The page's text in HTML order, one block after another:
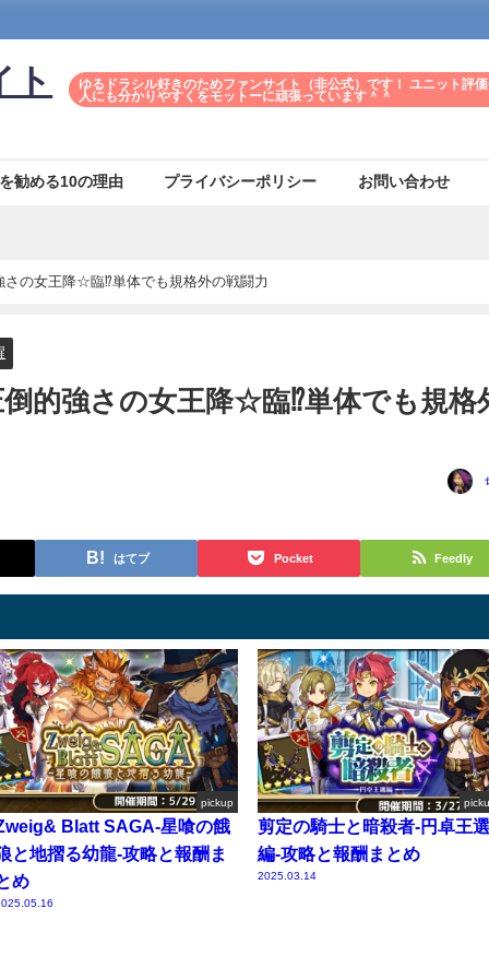
ト
ゆるドラシル好きのためファンサイト（非公式）です！ ユニット評
人にも分かりやすくをモットーに頑張っています＾＾
勧める10の理由 プライバシーポリシー お問い合わせ
さの女王降☆臨⁉単体でも規格外の戦闘力
的強さの女王降☆臨⁉単体でも規格
はてブ Pocket Feedly
pickup
Blatt SAGA-星喰の餓
と地摺る幼龍-攻略と報酬ま
め
剪定の騎士と暗殺者-円卓王選
編-攻略と報酬まとめ
2025.03.14